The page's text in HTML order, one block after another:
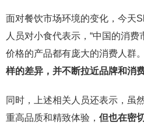
面对餐饮市场环境的变化，今天
人员对小食代表示，“中国的消
价格的产品都有庞大的消费人群。
样的差异，并不断拉近品牌和消
同时，上述相关人员还表示，虽
重高品质和精致体验， 但也在密